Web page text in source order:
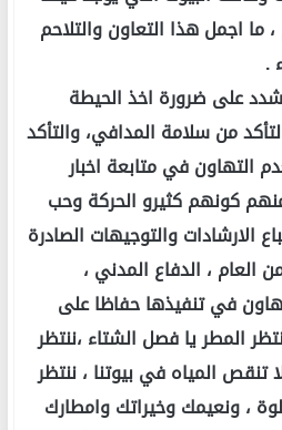
اجمل هذا التعاون والتلاحم
.
على ضرورة اخذ الحيطة
من سلامة المدافي، والتأكد
التهاون في متابعة اخبار
كونهم كثيرو الحركة وحب
الارشادات والتوجيهات الصادرة
العام ، الدفاع المدني ،
في تنفيذها حفاظا على
المطر يا فصل الشتاء ،ننتظر
المياه في بيوتنا ، ننتظر
، ونعيمك وخيراتك وامطارك